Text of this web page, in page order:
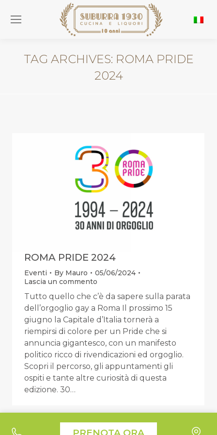
TAG ARCHIVES: ROMA PRIDE
2024
ROMA PRIDE 2024
Eventi By Mauro
05/06/2024
Lascia un commento
Tutto quello che c’è da sapere sulla parata
dell’orgoglio gay a Roma Il prossimo 15
giugno la Capitale d’Italia tornerà a
riempirsi di colore per un Pride che si
annuncia gigantesco, con un manifesto
politico ricco di rivendicazioni ed orgoglio.
Scopri il percorso, gli appuntamenti gli
ospiti e tante altre curiosità di questa
edizione. 30…
Le tue preferenze relative alla privacy